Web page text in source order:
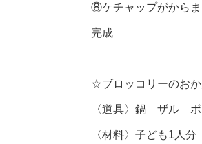
⑧ケチャップがから
完成
☆ブロッコリーのお
〈道具〉鍋 ザル
〈材料〉子ども1人分